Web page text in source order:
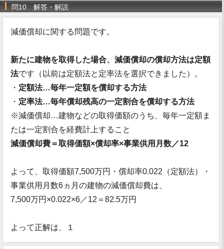
問10 解答・解説
減価償却に関する問題です。
新たに建物を取得した場合、減価償却の償却方法は定額
法です（以前は定額法と定率法を選択できました）。
・ 定額法…毎年一定額を償却する方法
・ 定率法…毎年償却残高の一定割合を償却する方法
※減価償却…建物などの取得価額のうち、毎年一定額ま
たは一定割合を経費計上すること
減価償却費＝取得価額×償却率×事業供用月数／12
よって、取得価額7,500万円・償却率0.022（定額法）・
事業供用月数6ヵ月の建物の減価償却費は、
7,500万円×0.022×6／12＝82.5万円
よって正解は、１